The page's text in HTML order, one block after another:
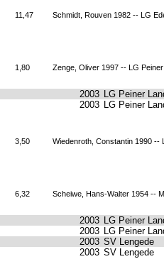
11,47 Schmidt, Rouven 1982 -- LG
1,80 Zenge, Oliver 1997 -- LG
2003 LG Peiner
2003 LG Peiner
3,50 Wiedenroth, Constantin 1990 --
6,32 Scheiwe, Hans-Walter 1954 --
2003 LG Peiner
2003 LG Peiner
2003 SV Lengede
2003 SV Lengede